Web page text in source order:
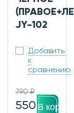
JY-102
Добавить
к
сравнению
790 ₽
550 В